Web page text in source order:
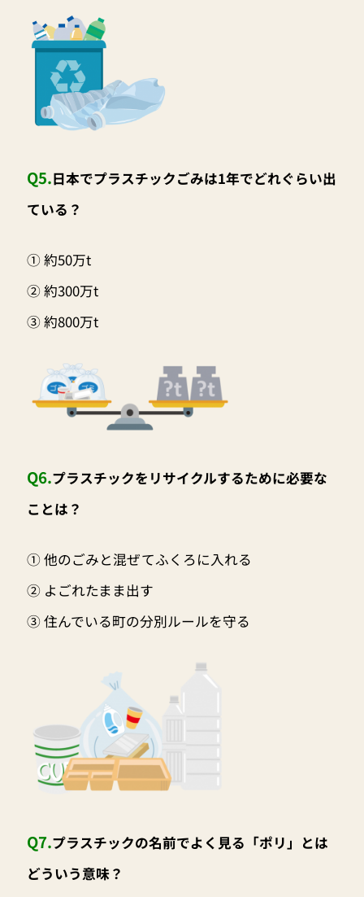
Q5.日本でプラスチックごみは1年でどれぐらい出
ている？
① 約50万t
② 約300万t
③ 約800万t
Q6.プラスチックをリサイクルするために必要な
ことは？
① 他のごみと混ぜてふくろに入れる
② よごれたまま出す
③ 住んでいる町の分別ルールを守る
Q7.プラスチックの名前でよく見る「ポリ」とは
どういう意味？